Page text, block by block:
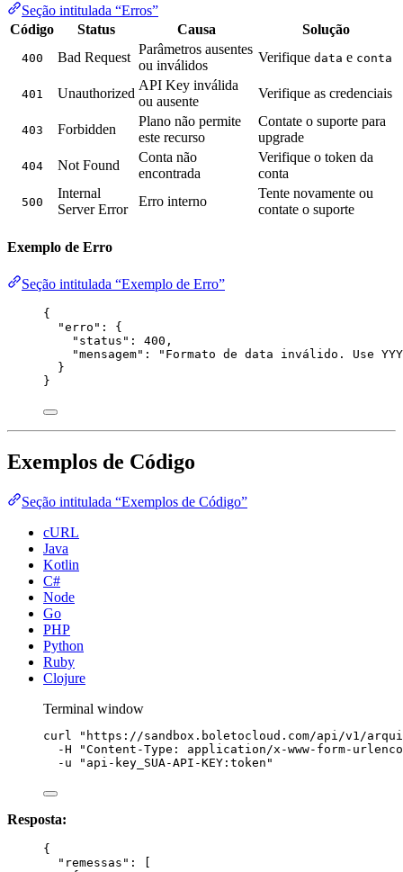
Seção intitulada “Erros”
Código
Status Causa Solução
400 Bad Request
Parâmetros ausentes
ou inválidos
Verifique data e conta
401 Unauthorized
API Key inválida
ou ausente
Verifique as credenciais
403 Forbidden
Plano não permite
este recurso
Contate o suporte para
upgrade
404 Not Found
Conta não
encontrada
Verifique o token da
conta
500
Internal
Server Error
Erro interno
Tente novamente ou
contate o suporte
Exemplo de Erro
Seção intitulada “Exemplo de Erro”
{
"erro" : {
"status" : 400 ,
"mensagem" : " Formato de data inválido. Use
}
}
Exemplos de Código
Seção intitulada “Exemplos de Código”
cURL
Java
Kotlin
C#
Node
Go
PHP
Python
Ruby
Clojure
Terminal window
curl " https://sandbox.boletocloud.com/api/v1/
-H
"Content-Type: application/x-www-form-
-u
" api-key_SUA-API-KEY:token "
Resposta:
{
"remessas" : [